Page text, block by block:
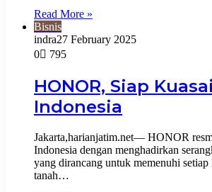
Read More »
Bisnis
indra27 February 2025
0
795
HONOR, Siap
Indonesia
Jakarta,harianjatim.net— HONOR
Indonesia dengan menghadirkan
yang dirancang untuk memenuhi setiap
tanah…